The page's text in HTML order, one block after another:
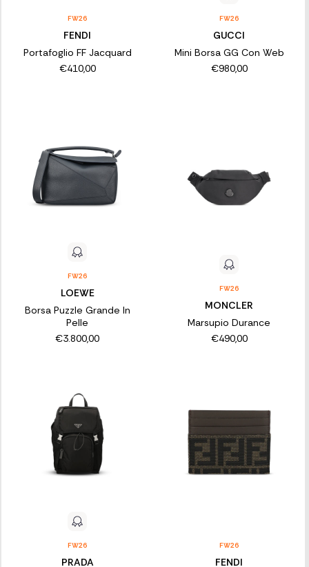
FW26
FENDI
Portafoglio FF Jacquard
€410,00
FW26
GUCCI
Mini Borsa GG Con Web
€980,00
FW26
LOEWE
Borsa Puzzle Grande In
Pelle
€3.800,00
FW26
MONCLER
Marsupio Durance
€490,00
FW26
PRADA
FW26
FENDI